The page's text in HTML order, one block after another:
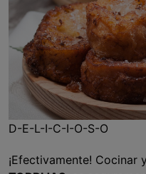
D-E-L-I-C-I-O-S-O
¡Efectivamente!